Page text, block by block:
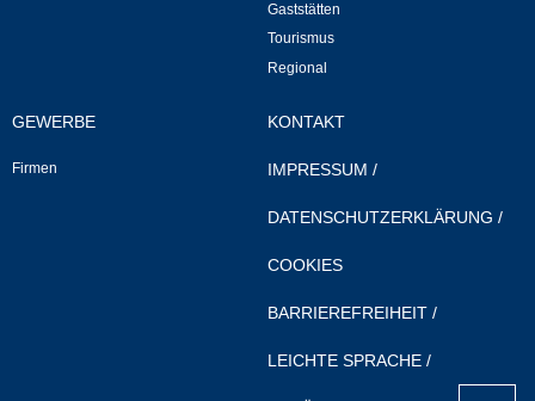
Bürgerservice
Gemeinderat
Gaststätten
Tourismus
Regional
GEWERBE
Firmen
KONTAKT
IMPRESSUM /
DATENSCHUTZERKLÄRUNG /
COOKIES
BARRIEREFREIHEIT /
LEICHTE SPRACHE /